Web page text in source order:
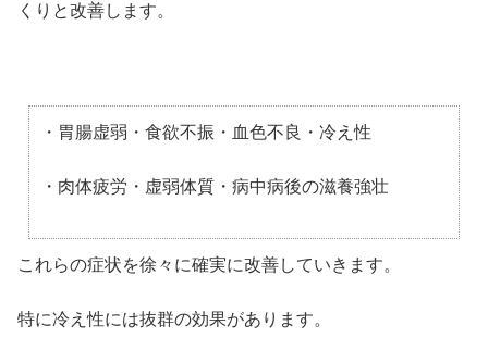
くりと改善します。
・胃腸虚弱・食欲不振・血色不良・冷え性
・肉体疲労・虚弱体質・病中病後の滋養強壮
これらの症状を徐々に確実に改善していきます。
特に冷え性には抜群の効果があります。